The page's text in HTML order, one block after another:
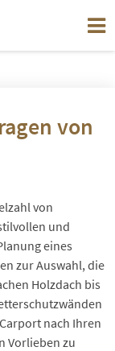
von
von
und
eines
zur Auswahl, die
Holzdach bis
nach Ihren
Vorlieben zu